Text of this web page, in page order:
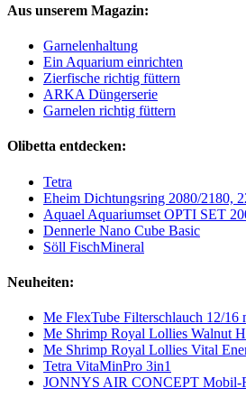
Aus unserem Magazin:
Garnelenhaltung
Ein Aquarium einrichten
Zierfische richtig füttern
ARKA Düngerserie
Garnelen richtig füttern
Olibetta entdecken:
Tetra
Eheim Dichtungsring 2080/2180,
Aquael Aquariumset OPTI SET
Dennerle Nano Cube Basic
Söll FischMineral
Neuheiten:
Me FlexTube Filterschlauch 12/16
Me Shrimp Royal Lollies Walnut
Me Shrimp Royal Lollies Vital
Tetra VitaMinPro 3in1
JONNYS AIR CONCEPT Mobil-